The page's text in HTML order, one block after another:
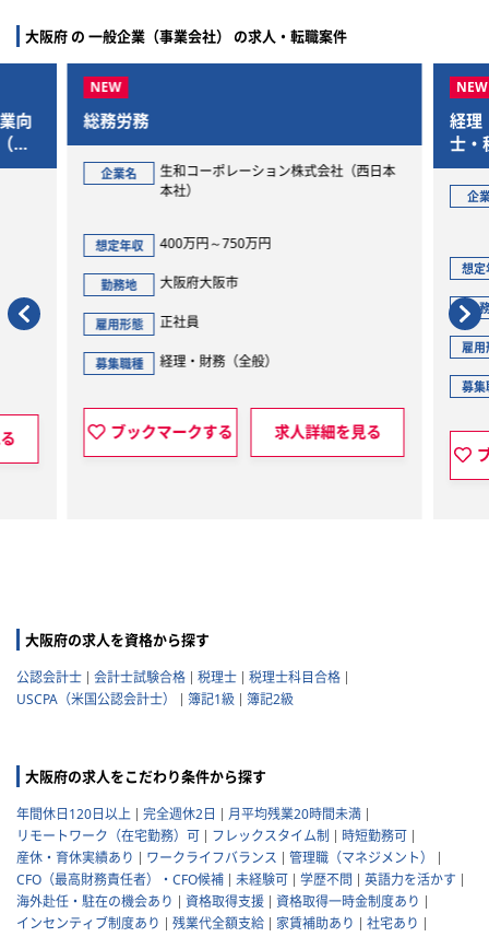
大阪府 の 一般企業（事業会社） の求人・転職案件
向
大
総務労務
企業名
生和コーポレーション株式会社（西日本
本社）
想定年収 400万円～750万円
勤務地 大阪府大阪市
雇用形態 正社員
募集職種 経理・財務（全般）
ブックマークする 求人詳細を見る
経理
士・
企
想定
勤
雇用
募集
大阪府の求人を資格から探す
公認会計士 会計士試験合格 税理士
税理士科目合格
USCPA（米国公認会計士）
簿記1級 簿記2級
大阪府の求人をこだわり条件から探す
年間休日120日以上 完全週休2日
月平均残業20時間未満
リモートワーク（在宅勤務）可
フレックスタイム制
時短勤務可
産休・育休実績あり
ワークライフバランス
管理職（マネジメント）
CFO（最高財務責任者）・CFO候補
未経験可 学歴不問
英語力を活かす
海外赴任・駐在の機会あり
資格取得支援
資格取得一時金制度あり
インセンティブ制度あり
残業代全額支給 家賃補助あり
社宅あり